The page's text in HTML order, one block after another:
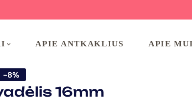
APIE ANTKAKLIUS APIE
-8%
16mm